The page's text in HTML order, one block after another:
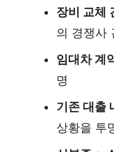
장비 교체
의 경쟁사
임대차 계
명
기존 대출
상황을 투